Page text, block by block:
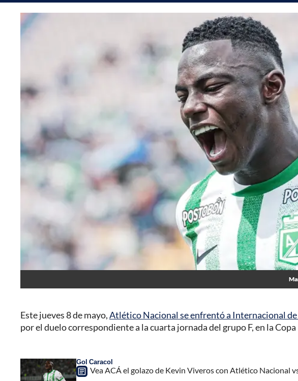
Este jueves 8 de mayo,Atlético Nacional se enfrentó a Internacional
por el duelo correspondiente a la cuarta jornada del grupo F, en la
Gol Caracol
Vea ACÁ el golazo de Kevin Viveros con Atlético Nacional